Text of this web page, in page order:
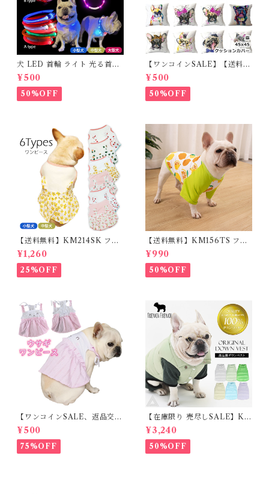
犬 LED 首輪 ライト 光る首輪
USB充電 生活防水 長さ調整可
能 首輪 犬用 ペット カラー ペ
ット用品 軽量 ドッグ用品 フレ
ンチブルドック 大型犬 中型犬
¥500
50%OFF
【ワンコインSALE】【送料無
料】KM503G クッションカバ
ー フレンチブルドッグ クリー
ム フレブル
¥500
50%OFF
【送料無料】KM214SK フレ
ブル 女の子 スカート ワンピー
ス夏 フリル 犬服 ドックウェア
¥1,260
25%OFF
【送料無料】KM156TS フレ
ブル Tシャツ フレンチブルド
ック レモン柄 犬服 ドックウェ
ア
¥990
50%OFF
【ワンコインSALE、返品交換
不可】KM171SK フレンチブ
ルドック 犬服 女の子 ピンク
スカート
¥500
75%OFF
【在庫限り 売尽しSALE】K
M952Tダウンベスト 100%ダ
ウン・フェザー 犬 犬服 ダウン
ジャケット ベスト フレンチブ
ルドッグ 冬服 極暖 暖かい 可
¥3,240
50%OFF